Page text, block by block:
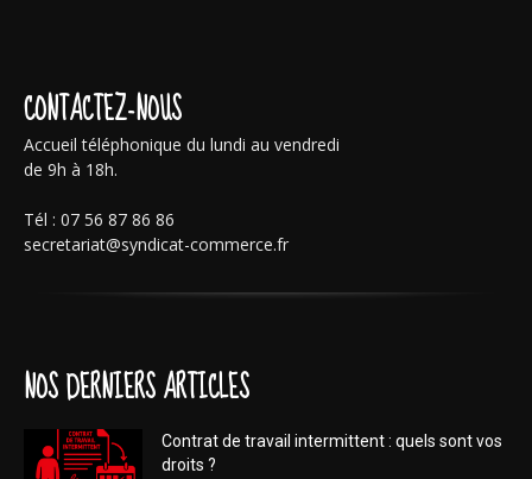
CONTACTEZ-NOUS
Accueil téléphonique du lundi au vendredi
de 9h à 18h.
Tél : 07 56 87 86 86
secretariat@syndicat-commerce.fr
NOS DERNIERS ARTICLES
Contrat de travail intermittent : quels sont vos
droits ?